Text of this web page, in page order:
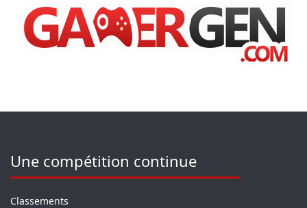
Une compétition continue
Classements